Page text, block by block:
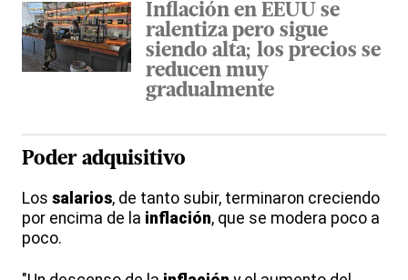
Inflación en EEUU se
ralentiza pero sigue
siendo alta; los precios se
reducen muy
gradualmente
Poder adquisitivo
Los salarios, de tanto subir, terminaron creciendo
por encima de la inflación, que se modera poco a
poco.